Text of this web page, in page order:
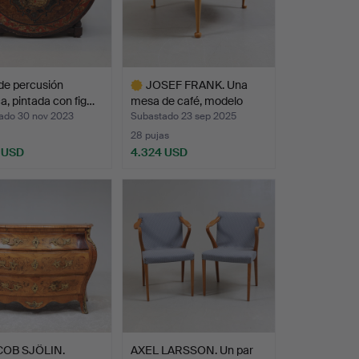
percusión
pintada con fig…
30 nov 2023
JOSEF FRANK. Una
mesa de café, modelo
2139…
Subastado 23 sep 2025
28 pujas
4.324 USD
SJÖLIN.
AXEL LARSSON. Un par